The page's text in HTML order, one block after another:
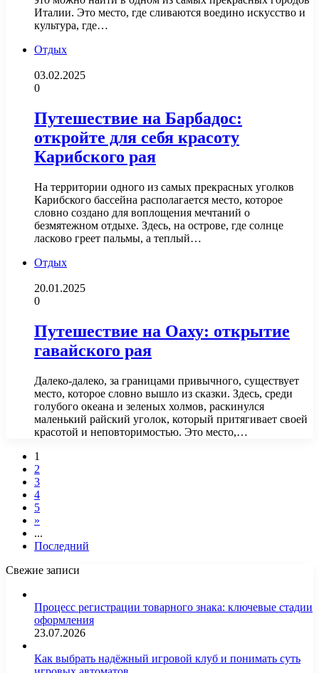
Италии. Это место, где сливаются воедино искусство и
культура, где…
Отдых
03.02.2025
0
Путешествие на Барбадос:
откройте для себя красоту
Карибского рая
На территории одного из самых прекрасных уголков
Карибского бассейна располагается место, которое
словно создано для воплощения мечтаний о
безмятежном отдыхе. Здесь, на острове, где солнце
ласково греет пальмы, а теплый…
Отдых
20.01.2025
0
Путешествие на Оаху: открытие
гавайского рая
Далеко-далеко, за границами привычного, существует
место, которое словно вышло из сказки. Здесь, среди
голубого океана и зеленых холмов, раскинулся
маленький райский уголок, который притягивает своей
красотой и неповторимостью. Это место,…
1
2
3
4
5
»
...
Последний
Свежие записи
Процесс регистрации товарного знака: ключевые стадии
оформления
23.07.2026
Как выбрать надёжный игровой клуб и понимать суть